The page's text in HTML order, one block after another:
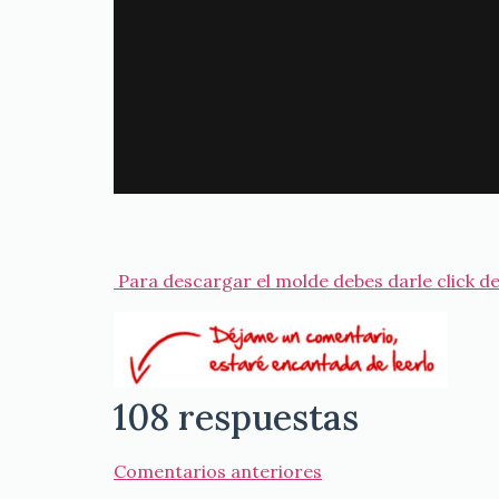
Para descargar el molde debes darle click
108 respuestas
Comentarios anteriores